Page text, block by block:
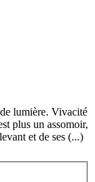
lumière. Vivacité
plus un assomoir,
et de ses (...)